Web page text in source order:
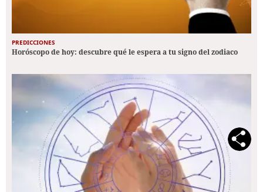
PREDICCIONES
Horóscopo de hoy: descubre qué le espera a tu signo del zodiaco